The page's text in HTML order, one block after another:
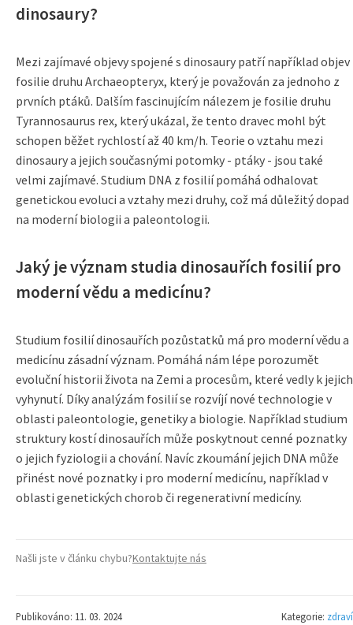
dinosaury?
Mezi zajímavé objevy spojené s dinosaury patří například objev
fosilie druhu Archaeopteryx, který je považován za jednoho z
prvních ptáků. Dalším fascinujícím nálezem je fosilie druhu
Tyrannosaurus rex, který ukázal, že tento dravec mohl být
schopen běžet rychlostí až 40 km/h. Teorie o vztahu mezi
dinosaury a jejich současnými potomky - ptáky - jsou také
velmi zajímavé. Studium DNA z fosilií pomáhá odhalovat
genetickou evoluci a vztahy mezi druhy, což má důležitý dopad
na moderní biologii a paleontologii.
Jaký je význam studia dinosauřích fosilií pro
moderní vědu a medicínu?
Studium fosilií dinosauřích pozůstatků má pro moderní vědu a
medicínu zásadní význam. Pomáhá nám lépe porozumět
evoluční historii života na Zemi a procesům, které vedly k jejich
vyhynutí. Díky analýzám fosilií se rozvíjí nové technologie v
oblasti paleontologie, genetiky a biologie. Například studium
struktury kostí dinosauřích může poskytnout cenné poznatky
o jejich fyziologii a chování. Navíc zkoumání jejich DNA může
přinést nové poznatky i pro moderní medicínu, například v
oblasti genetických chorob či regenerativní medicíny.
Našli jste v článku chybu?Kontaktujte nás
Publikováno: 11. 03. 2024 Kategorie: zdraví